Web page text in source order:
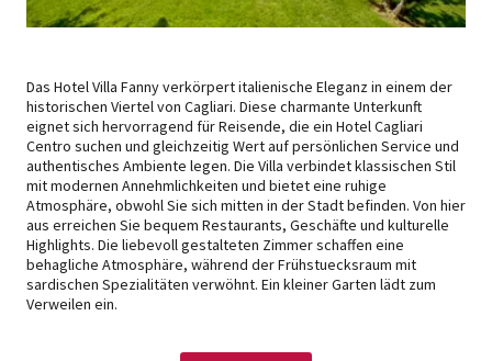
Das Hotel Villa Fanny verkörpert italienische Eleganz in einem der
historischen Viertel von Cagliari. Diese charmante Unterkunft
eignet sich hervorragend für Reisende, die ein Hotel Cagliari
Centro suchen und gleichzeitig Wert auf persönlichen Service und
authentisches Ambiente legen. Die Villa verbindet klassischen Stil
mit modernen Annehmlichkeiten und bietet eine ruhige
Atmosphäre, obwohl Sie sich mitten in der Stadt befinden. Von hier
aus erreichen Sie bequem Restaurants, Geschäfte und kulturelle
Highlights. Die liebevoll gestalteten Zimmer schaffen eine
behagliche Atmosphäre, während der Frühstuecksraum mit
sardischen Spezialitäten verwöhnt. Ein kleiner Garten lädt zum
Verweilen ein.